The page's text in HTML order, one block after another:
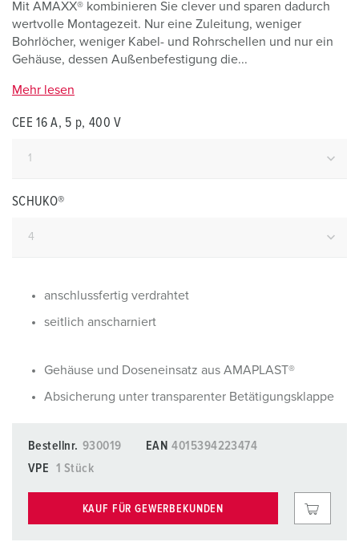
Mit AMAXX® kombinieren Sie clever und sparen dadurch
wertvolle Montagezeit. Nur eine Zuleitung, weniger
Bohrlöcher, weniger Kabel- und Rohrschellen und nur ein
Gehäuse, dessen Außenbefestigung die...
Mehr lesen
CEE 16 A, 5 p, 400 V
SCHUKO®
anschlussfertig verdrahtet
seitlich anscharniert
Gehäuse und Doseneinsatz aus AMAPLAST®
Absicherung unter transparenter Betätigungsklappe
Bestellnr. 930019 EAN 4015394223474
VPE
1 Stück
KAUF FÜR GEWERBEKUNDEN